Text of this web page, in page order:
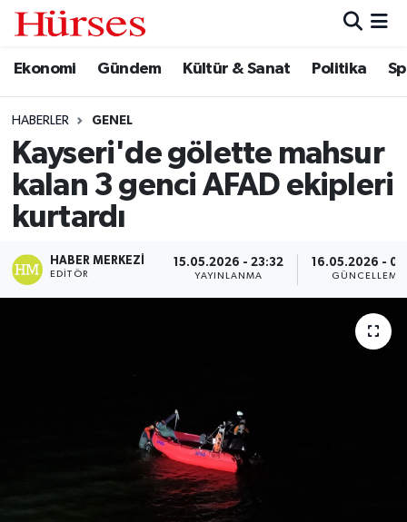
Ekonomi Gündem Kültür & Sanat Politika
HABERLER GENEL
Kayseri'de gölette mahsur
kalan 3 genci AFAD ekipleri
kurtardı
HABER MERKEZI
EDITÖR
15.05.2026 - 23:32
YAYINLANMA
16.05.2026 -
GÜNCELLEME
Ekonomi
Gündem
Kültür & Sanat
Politika
Spor
Turizm
Hava Durumu
Trafik Durumu
Süper Lig Puan Durumu ve Fikstür
Tüm Manşetler
Son Dakika Haberleri
Haber Arşivi